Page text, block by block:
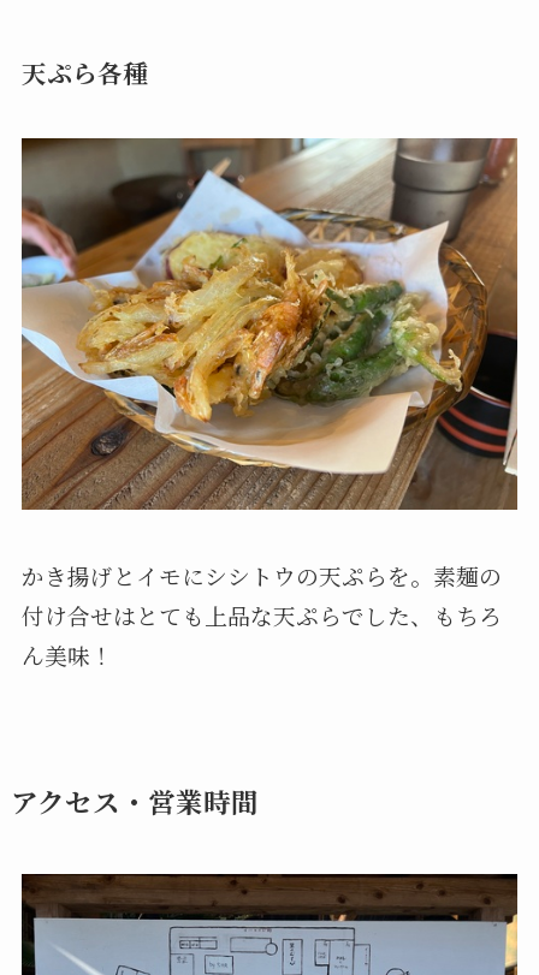
天ぷら各種
かき揚げとイモにシシトウの天ぷらを。素麺の
付け合せはとても上品な天ぷらでした、もちろ
ん美味！
アクセス・営業時間